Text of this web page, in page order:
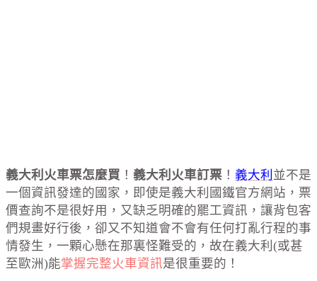
義大利火車票怎麼買 ！ 義大利火車訂票 ！ 義大利 並不是
一個資訊發達的國家，即使是義大利國鐵官方網站，票
價查詢不是很好用，又缺乏明確的罷工資訊，讓背包客
們規畫好行後，卻又不知道會不會有任何打亂行程的事
情發生，一顆心懸在那裏怪難受的，故在義大利(或甚
至歐洲)能掌握完整火車資訊是很重要的！